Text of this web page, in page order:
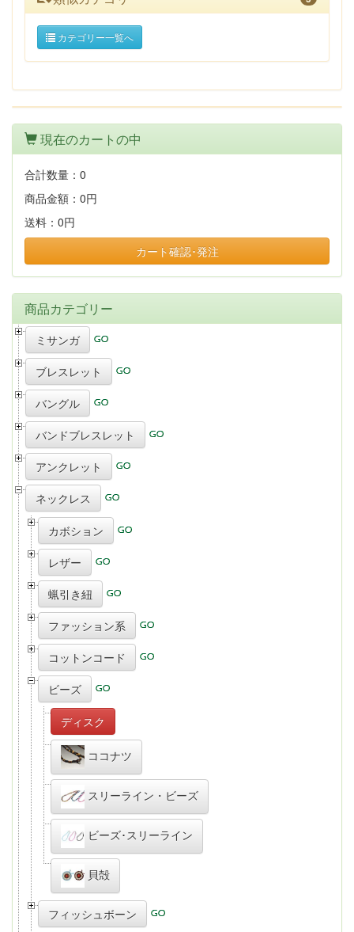
カテゴリー一覧へ
現在のカートの中
合計数量： 0
商品金額： 0円
送料： 0円
カート確認･発注
商品カテゴリー
ミサンガ
ブレスレット
バングル
バンドブレスレット
アンクレット
ネックレス
カボション
レザー
蝋引き紐
ファッション系
コットンコード
ビーズ
ディスク
ココナツ
スリーライン・ビーズ
ビーズ･スリーライン
貝殻
フィッシュボーン